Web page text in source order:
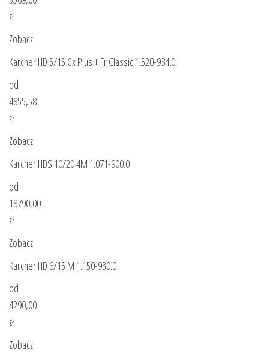
zł
Zobacz
Karcher HD 5/15 Cx Plus + Fr Classic 1.520-934.0
od
4855,58
zł
Zobacz
Karcher HDS 10/20 4M 1.071-900.0
od
18790,00
zł
Zobacz
Karcher HD 6/15 M 1.150-930.0
od
4290,00
zł
Zobacz